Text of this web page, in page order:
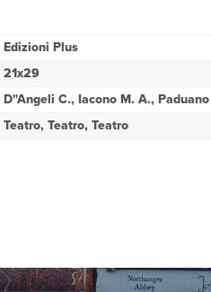
Edizioni Plus
21x29
D''Angeli C., Iacono M. A., Paduano
Teatro, Teatro, Teatro